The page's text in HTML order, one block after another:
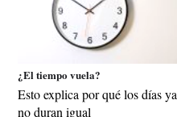
¿El tiempo vuela?
Esto explica por qué los días ya
no duran igual